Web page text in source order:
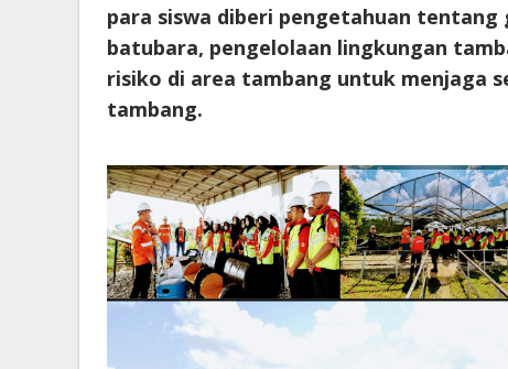
para siswa diberi pengetahuan tentang
batubara, pengelolaan lingkungan
risiko di area tambang untuk menjaga
tambang.